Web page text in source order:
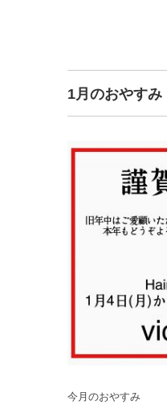
1月のおやすみ
今月のおやすみ